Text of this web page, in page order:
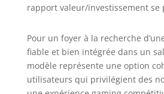
rapport valeur/investissement se
Pour un foyer à la recherche
fiable et bien intégrée dans un
modèle représente une option
utilisateurs qui privilégient des